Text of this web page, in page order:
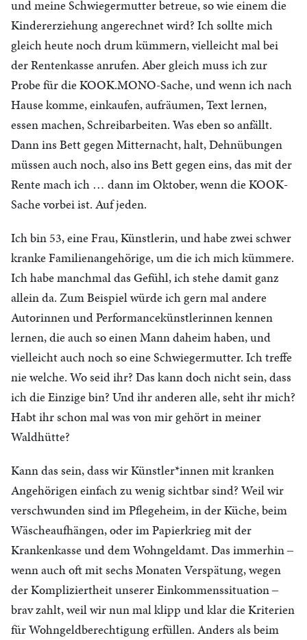
und meine Schwiegermutter betreue, so wie einem die
Kindererziehung angerechnet wird? Ich sollte mich
gleich heute noch drum kümmern, vielleicht mal bei
der Rentenkasse anrufen. Aber gleich muss ich zur
Probe für die KOOK.MONO-Sache, und wenn ich nach
Hause komme, einkaufen, aufräumen, Text lernen,
essen machen, Schreibarbeiten. Was eben so anfällt.
Dann ins Bett gegen Mitternacht, halt, Dehnübungen
müssen auch noch, also ins Bett gegen eins, das mit der
Rente mach ich … dann im Oktober, wenn die KOOK-
Sache vorbei ist. Auf jeden.
Ich bin 53, eine Frau, Künstlerin, und habe zwei schwer
kranke Familienangehörige, um die ich mich kümmere.
Ich habe manchmal das Gefühl, ich stehe damit ganz
allein da. Zum Beispiel würde ich gern mal andere
Autorinnen und Performancekünstlerinnen kennen
lernen, die auch so einen Mann daheim haben, und
vielleicht auch noch so eine Schwiegermutter. Ich treffe
nie welche. Wo seid ihr? Das kann doch nicht sein, dass
ich die Einzige bin? Und ihr anderen alle, seht ihr mich?
Habt ihr schon mal was von mir gehört in meiner
Waldhütte?
Kann das sein, dass wir Künstler*innen mit kranken
Angehörigen einfach zu wenig sichtbar sind? Weil wir
verschwunden sind im Pflegeheim, in der Küche, beim
Wäscheaufhängen, oder im Papierkrieg mit der
Krankenkasse und dem Wohngeldamt. Das immerhin ‒
wenn auch oft mit sechs Monaten Verspätung, wegen
der Kompliziertheit unserer Einkommenssituation ‒
brav zahlt, weil wir nun mal klipp und klar die Kriterien
für Wohngeldberechtigung erfüllen. Anders als beim